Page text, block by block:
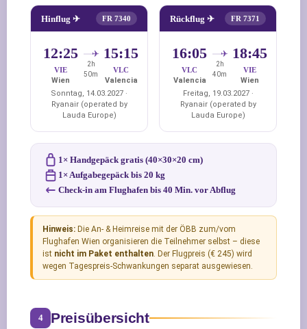
Hinflug ✈ FR 7340
12:25
VIE
Wien
2h
50m
15:15
VLC
Valencia
Sonntag, 14.03.2027 ·
Ryanair (operated by
Lauda Europe)
Rückflug ✈ FR 7371
16:05
VLC
Valencia
2h
40m
18:45
VIE
Wien
Freitag, 19.03.2027 ·
Ryanair (operated by
Lauda Europe)
1× Handgepäck gratis (40×30×20 cm)
1× Aufgabegepäck bis 20 kg
Check-in am Flughafen bis 40 Min. vor Abflug
Hinweis: Die An- & Heimreise mit der ÖBB zum/vom
Flughafen Wien organisieren die Teilnehmer selbst – diese
ist nicht im Paket enthalten. Der Flugpreis (€ 245) wird
wegen Tagespreis-Schwankungen separat ausgewiesen.
4 Preisübersicht